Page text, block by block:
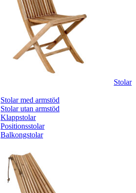
Stolar
Stolar med armstöd
Stolar utan armstöd
Klappstolar
Positionsstolar
Balkongstolar